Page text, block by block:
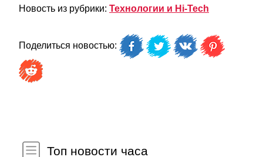
Новость из рубрики: Технологии и Hi-Tech
Поделиться новостью:
Топ новости часа